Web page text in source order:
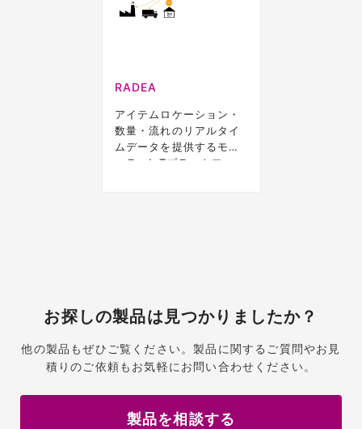
RADEA
アイテムロケーション・
数量・流れのリアルタイ
ムデータを提供するモジ
ュラーIoTプラットフォー
お探しの製品は見つかりましたか？
他の製品もぜひご覧ください。製品に関するご質問やお見
積りのご依頼もお気軽にお問い合わせください。
製品を相談する